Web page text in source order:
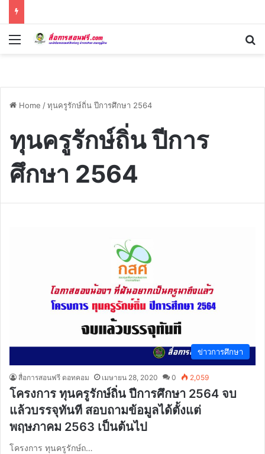
Menu
Home /ทุนครูรักษ์ถิ่น ปีการศึกษา 2564
ทุนครูรักษ์ถิ่น ปีการ
ศึกษา 2564
ข่าวการศึกษา
สื่อการสอนฟรี ดอทคอม เมษายน 28, 2020 0 2,059
โครงการ ทุนครูรักษ์ถิ่น ปีการศึกษา 2564 จบ
แล้วบรรจุทันที สอบถามข้อมูลได้ตั้งแต่
พฤษภาคม 2563 เป็นต้นไป
โครงการ ทุนครูรักษ์ถ…